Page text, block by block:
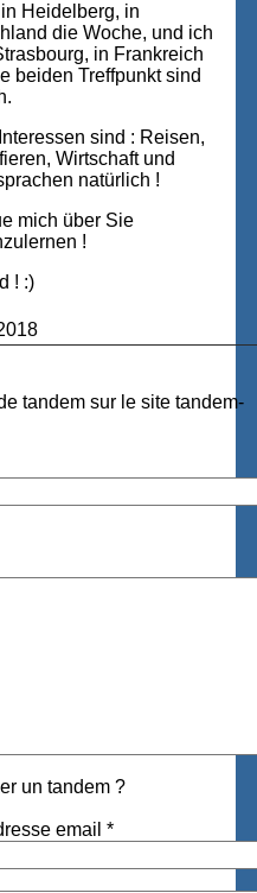
in Heidelberg, in
die Woche, und ich
in Frankreich
beiden Treffpunkt sind
sind : Reisen,
Wirtschaft und
natürlich !
mich über Sie
!
! :)
tandem sur le site tandem-
un tandem ?
email *